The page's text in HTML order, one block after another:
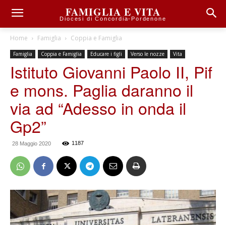
FAMIGLIA E VITA
Diocesi di Concordia-Pordenone
Home Famiglia Coppia e Famiglia
Famiglia Coppia e Famiglia Educare i figli Verso le nozze Vita
Istituto Giovanni Paolo II, Pif
e mons. Paglia daranno il
via ad “Adesso in onda il
Gp2”
28 Maggio 2020 1187